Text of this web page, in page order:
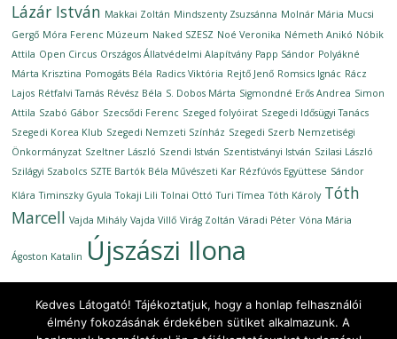
Lázár István Makkai Zoltán Mindszenty Zsuzsánna Molnár Mária Mucsi
Gergő Móra Ferenc Múzeum Naked SZESZ Noé Veronika Németh Anikó Nóbik
Attila Open Circus Országos Állatvédelmi Alapítvány Papp Sándor Polyákné
Márta Krisztina Pomogáts Béla Radics Viktória Rejtő Jenő Romsics Ignác Rácz
Lajos Rétfalvi Tamás Révész Béla S. Dobos Márta Sigmondné Erős Andrea Simon
Attila Szabó Gábor Szecsődi Ferenc Szeged folyóirat Szegedi Idősügyi Tanács
Szegedi Korea Klub Szegedi Nemzeti Színház Szegedi Szerb Nemzetiségi
Önkormányzat Szeltner László Szendi István Szentistványi István Szilasi László
Szilágyi Szabolcs SZTE Bartók Béla Művészeti Kar Rézfúvós Együttese Sándor
Klára Timinszky Gyula Tokaji Lili Tolnai Ottó Turi Tímea Tóth Károly Tóth
Marcell Vajda Mihály Vajda Villő Virág Zoltán Váradi Péter Vóna Mária
Ágoston Katalin Újszászi Ilona
Kedves Látogató! Tájékoztatjuk, hogy a honlap felhasználói
élmény fokozásának érdekében sütiket alkalmazunk. A